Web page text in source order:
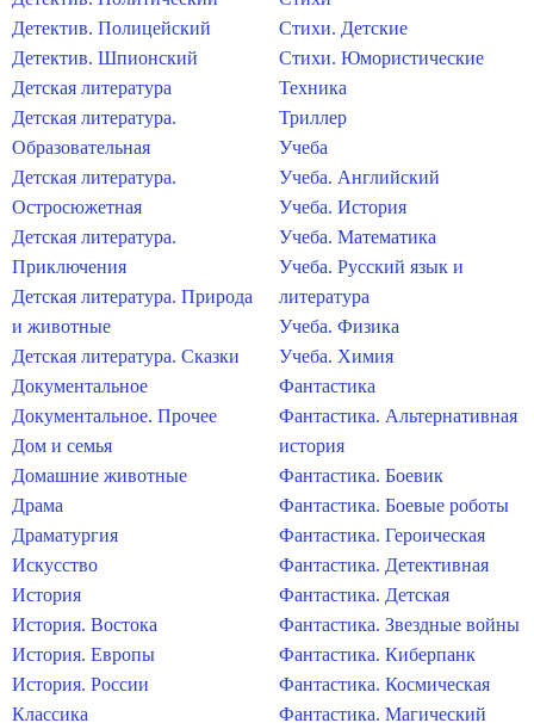
Детектив. Полицейский
Детектив. Шпионский
Детская литература
Детская литература.
Образовательная
Детская литература.
Остросюжетная
Детская литература.
Приключения
Детская литература. Природа
и животные
Детская литература. Сказки
Документальное
Документальное. Прочее
Дом и семья
Домашние животные
Драма
Драматургия
Искусство
История
История. Востока
История. Европы
История. России
Классика
Стихи. Детские
Стихи. Юмористические
Техника
Триллер
Учеба
Учеба. Английский
Учеба. История
Учеба. Математика
Учеба. Русский язык и
литература
Учеба. Физика
Учеба. Химия
Фантастика
Фантастика. Альтернативная
история
Фантастика. Боевик
Фантастика. Боевые роботы
Фантастика. Героическая
Фантастика. Детективная
Фантастика. Детская
Фантастика. Звездные войны
Фантастика. Киберпанк
Фантастика. Космическая
Фантастика. Магический